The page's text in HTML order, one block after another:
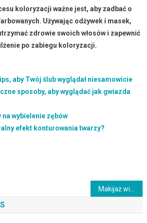
koloryzacji ważne jest, aby zadbać o
. Używając odżywek i masek,
zdrowie swoich włosów i zapewnić
po zabiegu koloryzacji.
aby Twój ślub wyglądał niesamowicie
sposoby, aby wyglądać jak gwiazda
na wybielenie zębów
efekt konturowania twarzy?